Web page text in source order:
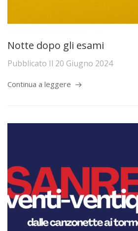
Notte dopo gli esami
Pubblicato Il 20 Giugno 2024
Continua a leggere